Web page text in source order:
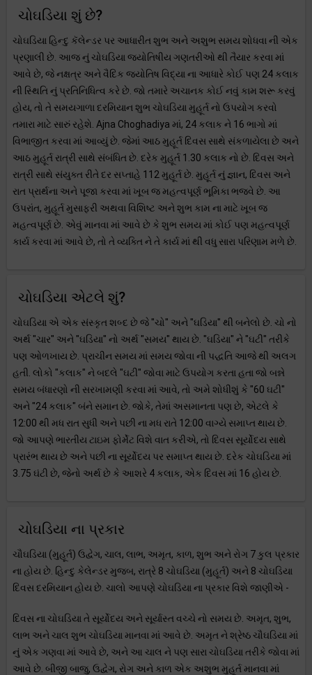
ચોઘડિયા શું છે?
ચોઘડિયા હિન્દુ કૅલેન્ડર પર આધારીત શુભ અને અશુભ સમય શોધવા ની એક
પ્રણાલી છે. આજ નું ચોઘડિયા જ્યોતિષીય ગણતરીઓ થી તૈયાર કરવા માં
આવે છે, જે નક્ષત્ર અને વૈદિક જ્યોતિષ વિદ્યા ના આધારે કોઈ પણ 24 કલાક
ની સ્થિતિ નું પ્રતિનિધિત્વ કરે છે. જો તમારે અચાનક કોઈ નવું કામ શરૂ કરવું
હોય, તો તે સમયગાળા દરમિયાન શુભ ચોઘડિયા મુહૂર્ત નો ઉપયોગ કરવો
તમારા માટે સારું રહેશે. Ajna Choghadiya માં, 24 કલાક ને 16 ભાગો માં
વિભાજીત કરવા માં આવ્યું છે. જેમાં આઠ મુહૂર્ત દિવસ સાથે સંકળાયેલા છે અને
આઠ મુહૂર્ત રાત્રી સાથે સંબંધિત છે. દરેક મુહૂર્ત 1.30 કલાક નો છે. દિવસ અને
રાત્રી સાથે સંયુક્ત રીતે દર સપ્તાહે 112 મુહૂર્ત છે. મુહૂર્ત નું જ્ઞાન, દિવસ અને
રાત પ્રાર્થના અને પૂજા કરવા માં ખૂબ જ મહત્વપૂર્ણ ભૂમિકા ભજવે છે. આ
ઉપરાંત, મુહૂર્ત મુસાફરી અથવા વિશિષ્ટ અને શુભ કામ ના માટે ખૂબ જ
મહત્વપૂર્ણ છે. એવું માનવા માં આવે છે કે શુભ સમય માં કોઈ પણ મહત્વપૂર્ણ
કાર્ય કરવા માં આવે છે, તો તે વ્યક્તિ ને તે કાર્ય માં થી વધુ સારા પરિણામ મળે છે.
ચોઘડિયા એટલે શું?
ચોઘડિયા એ એક સંસ્કૃત શબ્દ છે જે "ચો" અને "ઘડિયા" થી બનેલો છે. ચો નો
અર્થ "ચાર" અને "ઘડિયા" નો અર્થ "સમય" થાય છે. "ઘડિયા" ને "ઘટી" તરીકે
પણ ઓળખાય છે. પ્રાચીન સમય માં સમય જોવા ની પદ્ધતિ આજે થી અલગ
હતી. લોકો "કલાક" ને બદલે "ઘટી" જોવા માટે ઉપયોગ કરતા હતા જો બન્ને
સમય બંધારણો ની સરખામણી કરવા માં આવે, તો અમે શોધીશું કે "60 ઘટી"
અને "24 કલાક" બંને સમાન છે. જોકે, તેમાં અસમાનતા પણ છે, એટલે કે
12:00 થી મધ રાત સુધી અને પછી ના મધ રાતે 12:00 વાગ્યે સમાપ્ત થાય છે.
જો આપણે ભારતીય ટાઇમ ફોર્મેટ વિશે વાત કરીએ, તો દિવસ સૂર્યોદય સાથે
પ્રારંભ થાય છે અને પછી ના સૂર્યોદય પર સમાપ્ત થાય છે. દરેક ચોઘડિયા માં
3.75 ઘંટી છે, જેનો અર્થ છે કે આશરે 4 કલાક, એક દિવસ માં 16 હોય છે.
ચોઘડિયા ના પ્રકાર
ચૌઘડિયા (મુહૂર્ત) ઉદ્વેગ, ચાલ, લાભ, અમૃત, કાળ, શુભ અને રોગ 7 કુલ પ્રકાર
ના હોય છે. હિન્દુ કેલેન્ડર મુજબ, રાત્રે 8 ચોઘડિયા (મુહૂર્ત) અને 8 ચોઘડિયા
દિવસ દરમિયાન હોય છે. ચાલો આપણે ચોઘડિયા ના પ્રકાર વિશે જાણીએ -
દિવસ ના ચોઘડિયા તે સૂર્યોદય અને સૂર્યાસ્ત વચ્ચે નો સમય છે. અમૃત, શુભ,
લાભ અને ચાલ શુભ ચોઘડિયા માનવા માં આવે છે. અમૃત ને શ્રેષ્ઠ ચૌઘડિયા માં
નું એક ગણવા માં આવે છે, અને આ ચાલ ને પણ સારા ચોઘડિયા તરીકે જોવા માં
આવે છે. બીજી બાજુ, ઉદ્વેગ, રોગ અને કાળ એક અશુભ મુહૂર્ત માનવા માં